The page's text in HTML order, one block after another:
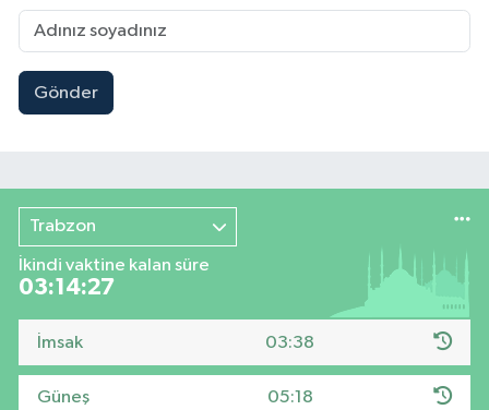
Gönder
Trabzon
İkindi vaktine kalan süre
03:14:26
İmsak 03:38
Güneş 05:18